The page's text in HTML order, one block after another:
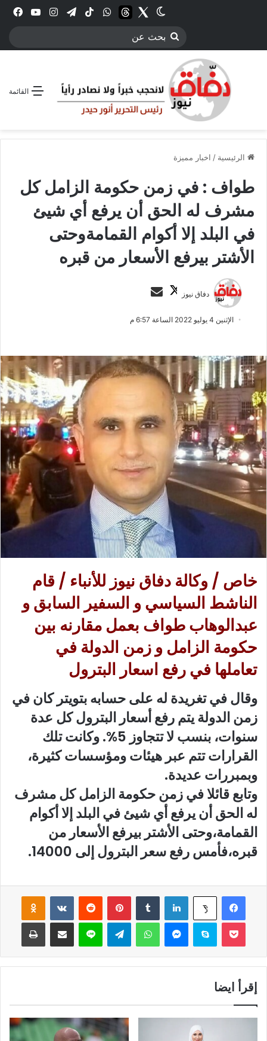
انستقرامتيلقرام‫TikTokواتسابthreadsTwitter
الوضع المظلم
بحث
القائمة
الرئيسية / اخبار مميزة
طواف : في زمن حكومة الزامل كل
مشرف له الحق أن يرفع أي شيئ
في البلد إلا أكوام القمامةوحتى
الأشتر بيرفع الأسعار من قبره
دفاق نيوز
ت
ب
ل
ى
X
س
ر
ي
إ
ل
ر
و
ن
ي
ا
الإثنين 4 يوليو 2022 الساعة 6:57 م
خاص / وكالة دفاق نيوز للأنباء / قام
الناشط السياسي و السفير السابق و
عبدالوهاب طواف بعمل مقارنه بين
حكومة الزامل و زمن الدولة في
تعاملها في رفع اسعار البترول
وقال في تغريدة له على حسابه بتويتر كان في
زمن الدولة يتم رفع أسعار البترول كل عدة
سنوات، بنسب لا تتجاوز 5%. وكانت تلك
القرارات تتم عبر هيئات ومؤسسات كثيرة،
وبمبررات عديدة.
وتابع قائلا في زمن حكومة الزامل كل مشرف
له الحق أن يرفع أي شيئ في البلد إلا أكوام
القمامة،وحتى الأشتر بيرفع الأسعار من
قبره،فأمس رفع سعر البترول إلى 14000.
فيسبوك ‫X لينكدإن بينتيريست
سكايب واتساب لاين
إقرأ ايضا